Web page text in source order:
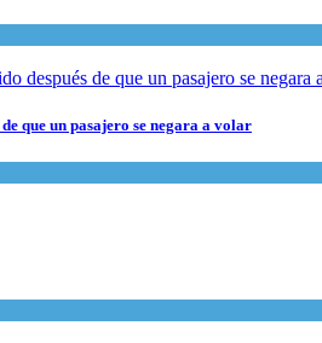
que un pasajero se negara a volar